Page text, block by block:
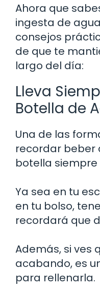
Ahora que
ingesta de
consejos
de que te
largo del día:
Lleva
Botella de
Una de las
recordar beber
botella siempre
Ya sea en tu
en tu bolso,
recordará que
Además, si ves
acabando, es
para rellenarla.